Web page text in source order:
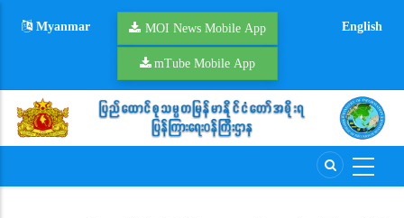
Myanmar MOI News Mobile App
mTube Mobile App
English